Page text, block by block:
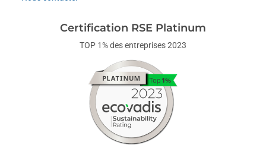
Certification RSE Platinum
TOP 1% des entreprises 2023